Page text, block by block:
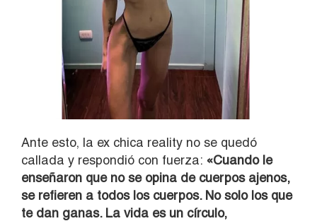
Ante esto, la ex chica reality no se quedó
callada y respondió con fuerza: «Cuando le
enseñaron que no se opina de cuerpos ajenos,
se refieren a todos los cuerpos. No solo los que
te dan ganas. La vida es un círculo,